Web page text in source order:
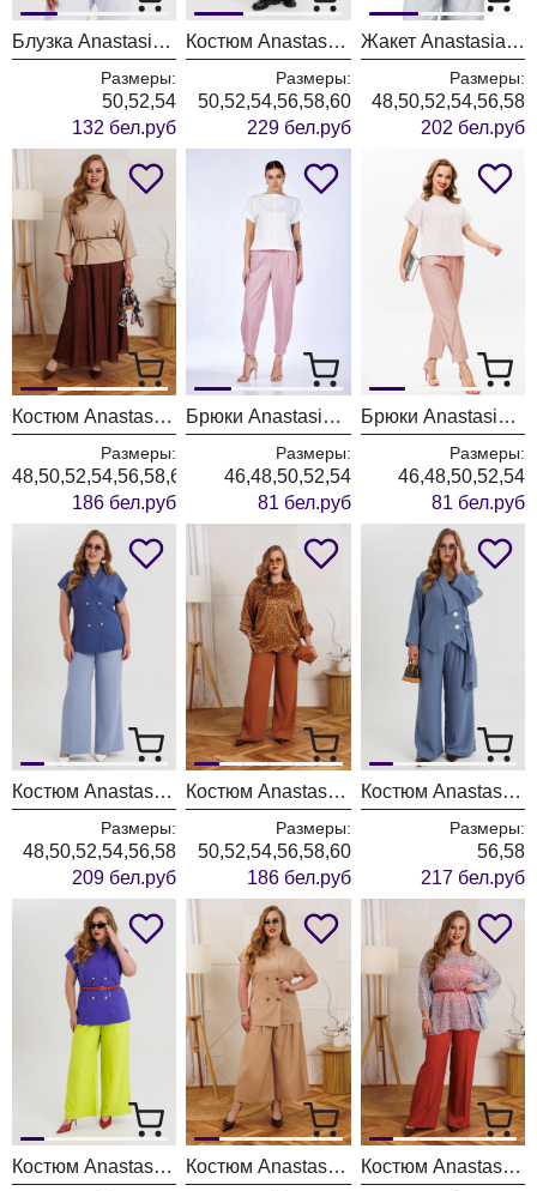
Блузка Anastasia 1380 фиолетовый
Размеры:
50,52,54
132 бел.руб
Костюм Anastasia 1393 графит + принт клетка
Размеры:
50,52,54,56,58,60
229 бел.руб
Жакет Anastasia 1391 молочный
Размеры:
48,50,52,54,56,58
202 бел.руб
Костюм Anastasia 1390 бежевый + принт
Размеры:
48,50,52,54,56,58,60,62
186 бел.руб
Брюки Anastasia 979-3 холодный розовый
Размеры:
46,48,50,52,54
81 бел.руб
Брюки Anastasia 979-3 пыльная роза
Размеры:
46,48,50,52,54
81 бел.руб
Костюм Anastasia 1385 глубокий синий + голубой
Размеры:
48,50,52,54,56,58
209 бел.руб
Костюм Anastasia 1389 золото + охра
Размеры:
50,52,54,56,58,60
186 бел.руб
Костюм Anastasia 1211 деним
Размеры:
56,58
217 бел.руб
Костюм Anastasia 1386 васильковый + лайм Костюм Anastasia 1330-1 песочный Костюм Anastasia 1364-1 индийский красный